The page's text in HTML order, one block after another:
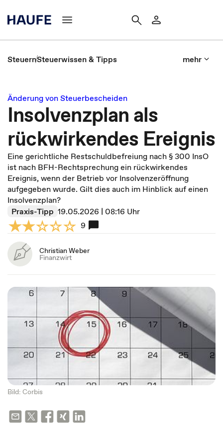
SteuernSteuerwissen & Tipps mehr
Änderung von Steuerbescheiden
Insolvenzplan als
rückwirkendes Ereignis
Eine gerichtliche Restschuldbefreiung nach § 300 InsO
ist nach BFH-Rechtsprechung ein rückwirkendes
Ereignis, wenn der Betrieb vor Insolvenzeröffnung
aufgegeben wurde. Gilt dies auch im Hinblick auf einen
Insolvenzplan?
Praxis-Tipp 19.05.2026 | 08:16 Uhr
9
Christian Weber
Finanzwirt
Bild: Corbis